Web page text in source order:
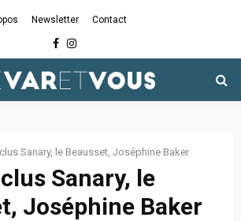
Newsletter Contact
Facebook
Instagram
Sanary, le Beausset, Joséphine Baker
Sanary, le
Joséphine Baker